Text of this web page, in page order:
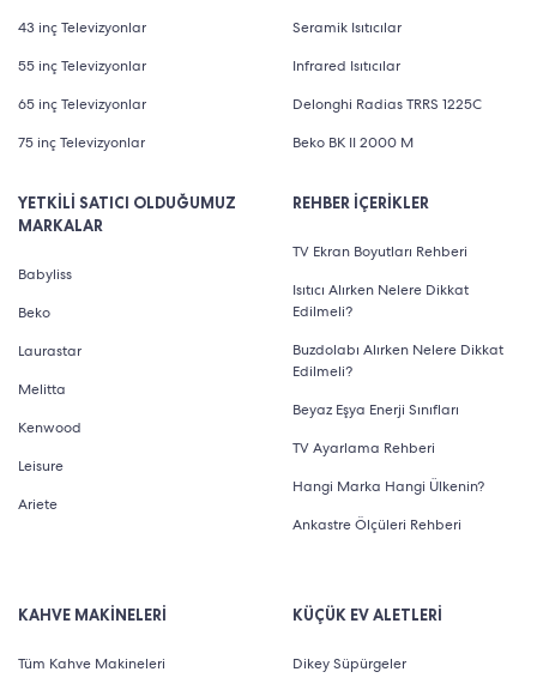
43 inç Televizyonlar
55 inç Televizyonlar
65 inç Televizyonlar
75 inç Televizyonlar
YETKİLİ SATICI OLDUĞUMUZ
MARKALAR
Babyliss
Beko
Laurastar
Melitta
Kenwood
Leisure
Ariete
Seramik Isıtıcılar
Infrared Isıtıcılar
Delonghi Radias TRRS 1225C
Beko BK II 2000 M
REHBER İÇERİKLER
TV Ekran Boyutları Rehberi
Isıtıcı Alırken Nelere Dikkat
Edilmeli?
Buzdolabı Alırken Nelere Dikkat
Edilmeli?
Beyaz Eşya Enerji Sınıfları
TV Ayarlama Rehberi
Hangi Marka Hangi Ülkenin?
Ankastre Ölçüleri Rehberi
KAHVE MAKİNELERİ
Tüm Kahve Makineleri
KÜÇÜK EV ALETLERİ
Dikey Süpürgeler